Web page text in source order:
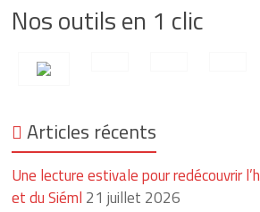
Loire
Energique
depuis
1925
Nos outils en 1 clic
Articles récents
Une lecture estivale pour redécouvrir
et du Siéml 21 juillet 2026